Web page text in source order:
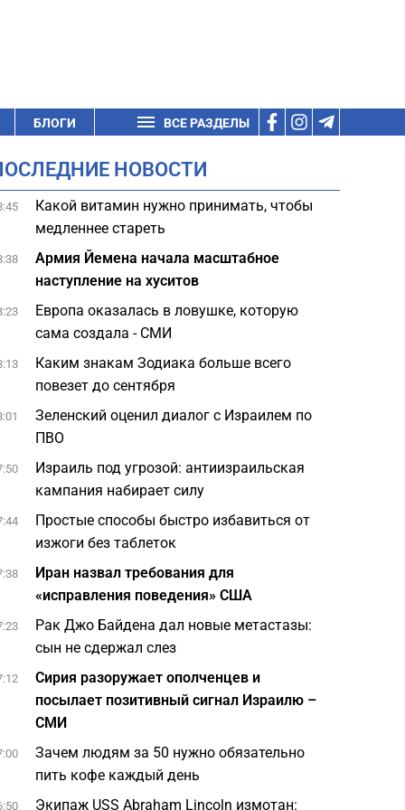
БЛОГИ ВСЕ РАЗДЕЛЫ
НОВОСТИ
Какой витамин нужно принимать, чтобы
медленнее стареть
Армия Йемена начала масштабное
наступление на хуситов
Европа оказалась в ловушке, которую
сама создала - СМИ
Каким знакам Зодиака больше всего
повезет до сентября
Зеленский оценил диалог с Израилем по
ПВО
Израиль под угрозой: антиизраильская
кампания набирает силу
Простые способы быстро избавиться от
изжоги без таблеток
Иран назвал требования для
«исправления поведения» США
Рак Джо Байдена дал новые метастазы:
сын не сдержал слез
Сирия разоружает ополченцев и
посылает позитивный сигнал Израилю –
СМИ
Зачем людям за 50 нужно обязательно
пить кофе каждый день
Экипаж USS Abraham Lincoln измотан: